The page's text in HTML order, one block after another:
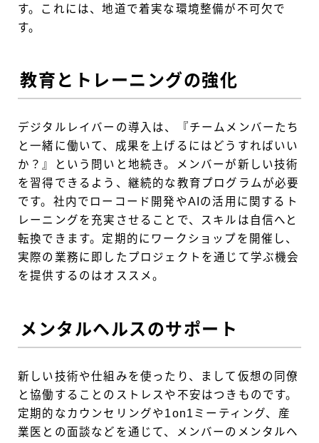
す。これには、地道で着実な環境整備が不可欠で
す。
教育とトレーニングの強化
デジタルレイバーの導入は、『チームメンバーたち
と一緒に働いて、成果を上げるにはどうすればいい
か？』という問いと地続き。メンバーが新しい技術
を習得できるよう、継続的な教育プログラムが必要
です。社内でローコード開発やAIの活用に関するト
レーニングを充実させることで、スキルは自信へと
転換できます。定期的にワークショップを開催し、
実際の業務に即したプロジェクトを通じて学ぶ機会
を提供するのはオススメ。
メンタルヘルスのサポート
新しい技術や仕組みを使ったり、まして仮想の同僚
と協働することのストレスや不安はつきものです。
定期的なカウンセリングや1on1ミーティング、産
業医との面談などを通じて、メンバーのメンタルヘ